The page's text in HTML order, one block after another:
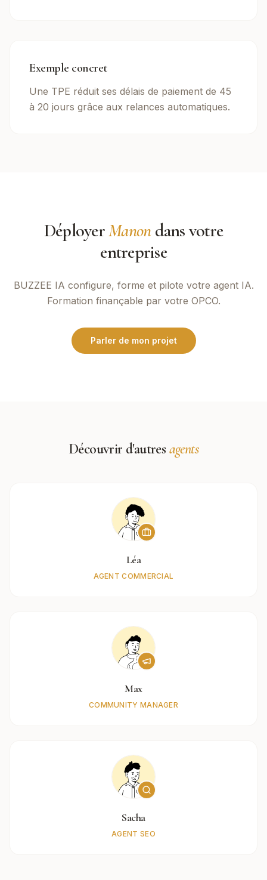
Exemple concret
Une TPE réduit ses délais de paiement de 45
à 20 jours grâce aux relances automatiques.
DéployerManondans votre
entreprise
BUZZEE IA configure, forme et pilote votre agent IA.
Formation finançable par votre OPCO.
Parler de mon projet
Découvrir d'autres agents
Léa
AGENT COMMERCIAL
Max
COMMUNITY MANAGER
Sacha
AGENT SEO